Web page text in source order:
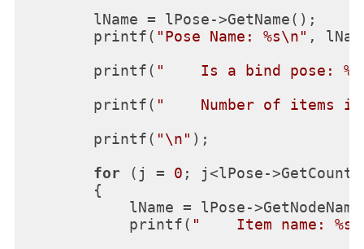
        lName = lPose->GetName();
        printf(
"Pose Name: %s\n" ,
        printf(
"    Is a bind pose:
        printf(
"    Number of items in
        printf(
"\n" );
for (j = 0 ; j<lPose-
        {
lName = lPose-
            printf(
"    Item name: